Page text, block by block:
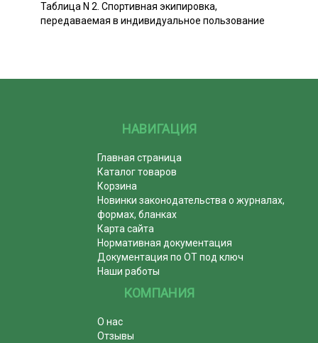
Таблица N 2. Спортивная экипировка,
передаваемая в индивидуальное пользование
НАВИГАЦИЯ
Главная страница
Каталог товаров
Корзина
Новинки законодательства о журналах,
формах, бланках
Карта сайта
Нормативная документация
Документация по ОТ под ключ
Наши работы
КОМПАНИЯ
О нас
Отзывы